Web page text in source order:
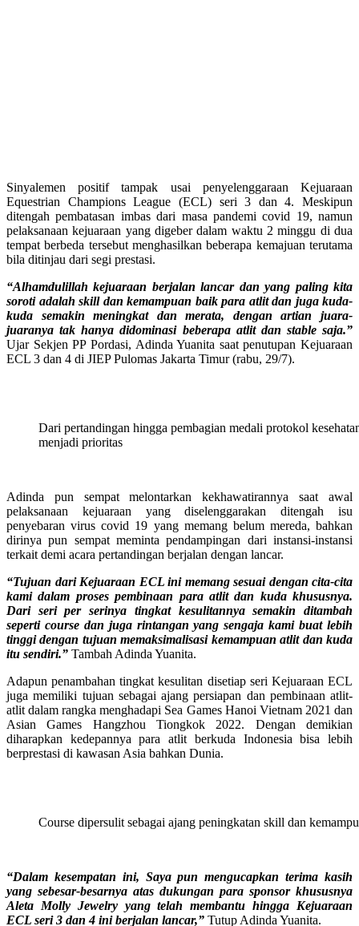
Sinyalemen positif tampak usai penyelenggaraan Kejuaraan
Equestrian Champions League (ECL) seri 3 dan 4. Meskipun
ditengah pembatasan imbas dari masa pandemi covid 19, namun
pelaksanaan kejuaraan yang digeber dalam waktu 2 minggu di dua
tempat berbeda tersebut menghasilkan beberapa kemajuan terutama
bila ditinjau dari segi prestasi.
“Alhamdulillah kejuaraan berjalan lancar dan yang paling kita
soroti adalah skill dan kemampuan baik para atlit dan juga kuda-
kuda semakin meningkat dan merata, dengan artian juara-
juaranya tak hanya didominasi beberapa atlit dan stable saja.”
Ujar Sekjen PP Pordasi, Adinda Yuanita saat penutupan Kejuaraan
ECL 3 dan 4 di JIEP Pulomas Jakarta Timur (rabu, 29/7).
Dari pertandingan hingga pembagian medali protokol
menjadi prioritas
Adinda pun sempat melontarkan kekhawatirannya saat awal
pelaksanaan kejuaraan yang diselenggarakan ditengah isu
penyebaran virus covid 19 yang memang belum mereda, bahkan
dirinya pun sempat meminta pendampingan dari instansi-instansi
terkait demi acara pertandingan berjalan dengan lancar.
“Tujuan dari Kejuaraan ECL ini memang sesuai dengan cita-cita
kami dalam proses pembinaan para atlit dan kuda khususnya.
Dari seri per serinya tingkat kesulitannya semakin ditambah
seperti course dan juga rintangan yang sengaja kami buat lebih
tinggi dengan tujuan memaksimalisasi kemampuan atlit dan kuda
itu sendiri.” Tambah Adinda Yuanita.
Adapun penambahan tingkat kesulitan disetiap seri Kejuaraan ECL
juga memiliki tujuan sebagai ajang persiapan dan pembinaan atlit-
atlit dalam rangka menghadapi Sea Games Hanoi Vietnam 2021 dan
Asian Games Hangzhou Tiongkok 2022. Dengan demikian
diharapkan kedepannya para atlit berkuda Indonesia bisa lebih
berprestasi di kawasan Asia bahkan Dunia.
Course dipersulit sebagai ajang peningkatan skill dan
“Dalam kesempatan ini, Saya pun mengucapkan terima kasih
yang sebesar-besarnya atas dukungan para sponsor khususnya
Aleta Molly Jewelry yang telah membantu hingga Kejuaraan
ECL seri 3 dan 4 ini berjalan lancar,” Tutup Adinda Yuanita.